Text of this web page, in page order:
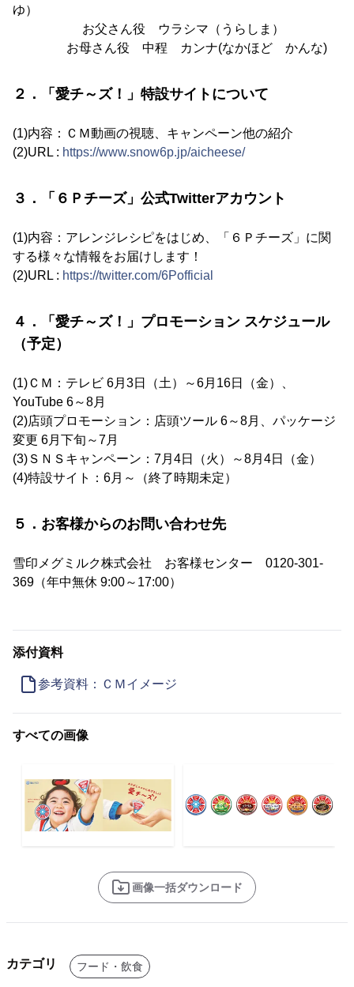
ゆ）
お父さん役 ウラシマ（うらしま）
お母さん役 中程 カンナ(なかほど かんな)
２．「愛チ～ズ！」特設サイトについて
(1)内容：ＣＭ動画の視聴、キャンペーン他の紹介
(2)URL : https://www.snow6p.jp/aicheese/
３．「６Ｐチーズ」公式Twitterアカウント
(1)内容：アレンジレシピをはじめ、「６Ｐチーズ」に関
する様々な情報をお届けします！
(2)URL : https://twitter.com/6Pofficial
４．「愛チ～ズ！」プロモーション スケジュール
（予定）
(1)ＣＭ：テレビ 6月3日（土）～6月16日（金）、
YouTube 6～8月
(2)店頭プロモーション：店頭ツール 6～8月、パッケージ
変更 6月下旬～7月
(3)ＳＮＳキャンペーン：7月4日（火）～8月4日（金）
(4)特設サイト：6月～（終了時期未定）
５．お客様からのお問い合わせ先
雪印メグミルク株式会社 お客様センター 0120-301-
369（年中無休 9:00～17:00）
添付資料
参考資料：ＣＭイメージ
すべての画像
画像一括ダウンロード
カテゴリ フード・飲食